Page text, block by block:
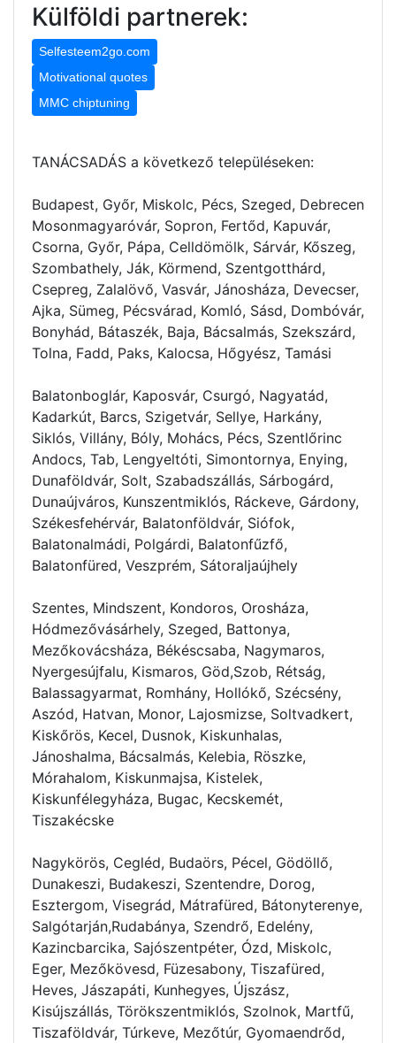
Külföldi partnerek:
Selfesteem2go.com
Motivational quotes
MMC chiptuning
TANÁCSADÁS a következő településeken:
Budapest, Győr, Miskolc, Pécs, Szeged, Debrecen
Mosonmagyaróvár, Sopron, Fertőd, Kapuvár,
Csorna, Győr, Pápa, Celldömölk, Sárvár, Kőszeg,
Szombathely, Ják, Körmend, Szentgotthárd,
Csepreg, Zalalövő, Vasvár, Jánosháza, Devecser,
Ajka, Sümeg, Pécsvárad, Komló, Sásd, Dombóvár,
Bonyhád, Bátaszék, Baja, Bácsalmás, Szekszárd,
Tolna, Fadd, Paks, Kalocsa, Hőgyész, Tamási
Balatonboglár, Kaposvár, Csurgó, Nagyatád,
Kadarkút, Barcs, Szigetvár, Sellye, Harkány,
Siklós, Villány, Bóly, Mohács, Pécs, Szentlőrinc
Andocs, Tab, Lengyeltóti, Simontornya, Enying,
Dunaföldvár, Solt, Szabadszállás, Sárbogárd,
Dunaújváros, Kunszentmiklós, Ráckeve, Gárdony,
Székesfehérvár, Balatonföldvár, Siófok,
Balatonalmádi, Polgárdi, Balatonfűzfő,
Balatonfüred, Veszprém, Sátoraljaújhely
Szentes, Mindszent, Kondoros, Orosháza,
Hódmezővásárhely, Szeged, Battonya,
Mezőkovácsháza, Békéscsaba, Nagymaros,
Nyergesújfalu, Kismaros, Göd,Szob, Rétság,
Balassagyarmat, Romhány, Hollókő, Szécsény,
Aszód, Hatvan, Monor, Lajosmizse, Soltvadkert,
Kiskőrös, Kecel, Dusnok, Kiskunhalas,
Jánoshalma, Bácsalmás, Kelebia, Röszke,
Mórahalom, Kiskunmajsa, Kistelek,
Kiskunfélegyháza, Bugac, Kecskemét,
Tiszakécske
Nagykörös, Cegléd, Budaörs, Pécel, Gödöllő,
Dunakeszi, Budakeszi, Szentendre, Dorog,
Esztergom, Visegrád, Mátrafüred, Bátonyterenye,
Salgótarján,Rudabánya, Szendrő, Edelény,
Kazincbarcika, Sajószentpéter, Ózd, Miskolc,
Eger, Mezőkövesd, Füzesabony, Tiszafüred,
Heves, Jászapáti, Kunhegyes, Újszász,
Kisújszállás, Törökszentmiklós, Szolnok, Martfű,
Tiszaföldvár, Túrkeve, Mezőtúr, Gyomaendrőd,